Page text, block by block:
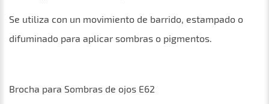
Se utiliza con un movimiento de barrido, estampado o
difuminado para aplicar sombras o pigmentos.
Brocha para Sombras de ojos E62